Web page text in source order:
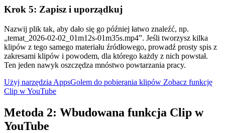
Krok 5: Zapisz i uporządkuj
Nazwij plik tak, aby dało się go później łatwo znaleźć, np.
„temat_2026-02-02_01m12s-01m35s.mp4”. Jeśli tworzysz kilka
klipów z tego samego materiału źródłowego, prowadź prosty spis z
zakresami klipów i powodem, dla którego każdy z nich powstał.
Ten jeden nawyk oszczędza mnóstwo powtarzania pracy.
Użyj narzędzia AppsGolem do pobierania klipów Zobacz funkcję
Clip w YouTube
Metoda 2: Wbudowana funkcja Clip w
YouTube